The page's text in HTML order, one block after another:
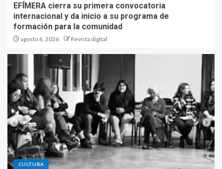
EFÍMERA cierra su primera convocatoria
internacional y da inicio a su programa de
formación para la comunidad
agosto 6, 2026 Revista digital
CULTURA